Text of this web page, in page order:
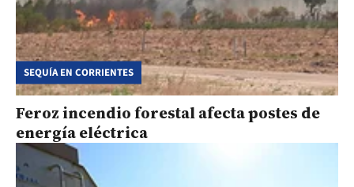
SEQUÍA EN CORRIENTES
Feroz incendio forestal afecta postes de
energía eléctrica